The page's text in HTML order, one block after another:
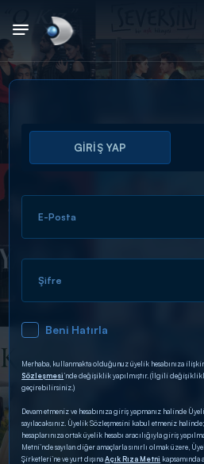
Arama
ARAMA SONUÇLARI
DİĞER SONUÇLAR
GİRİŞ YAP
E-Posta
Şifre
Beni Hatırla
Merhaba, kullanmakta olduğunuz üyelik hesabınıza
Sözleşmesi’nde değişiklik yapılmıştır. (İlgili
geçirebilirsiniz.)
Devam etmeniz ve hesabınıza giriş yapmanız halinde
sayılacaksınız. Üyelik Sözleşmesini kabul etmeniz
hesaplarınıza ortak üyelik hesabı aracılığıyla giriş
Metni’nde sayılan diğer amaçlarla sınırlı olmak üzere,
Şirketleri’ne ve yurt dışınaAçık Rıza Metni kapsamında